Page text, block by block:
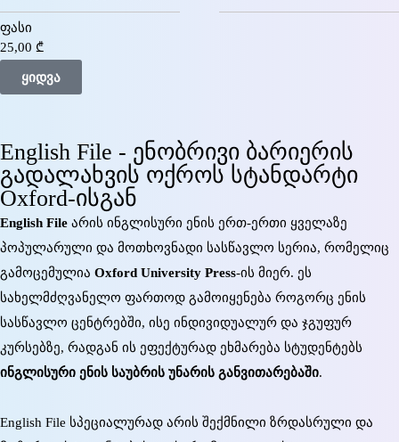
ფასი
25,00 ₾
ყიდვა
English File - ენობრივი ბარიერის
გადალახვის ოქროს სტანდარტი
Oxford-ისგან
English File არის ინგლისური ენის ერთ-ერთი ყველაზე
პოპულარული და მოთხოვნადი სასწავლო სერია, რომელიც
გამოცემულია Oxford University Press-ის მიერ. ეს
სახელმძღვანელო ფართოდ გამოიყენება როგორც ენის
სასწავლო ცენტრებში, ისე ინდივიდუალურ და ჯგუფურ
კურსებზე, რადგან ის ეფექტურად ეხმარება სტუდენტებს
ინგლისური ენის საუბრის უნარის განვითარებაში.
English File სპეციალურად არის შექმნილი ზრდასრული და